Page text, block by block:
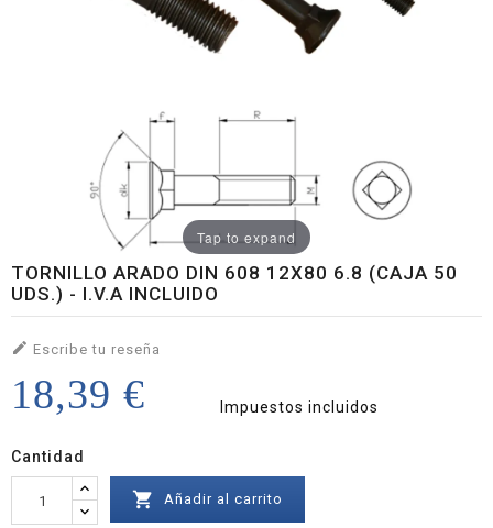
Tap to expand
TORNILLO ARADO DIN 608 12X80 6.8 (CAJA 50
UDS.) - I.V.A INCLUIDO
 Escribe tu reseña
18,39 € Impuestos incluidos
Cantidad
 Añadir al carrito